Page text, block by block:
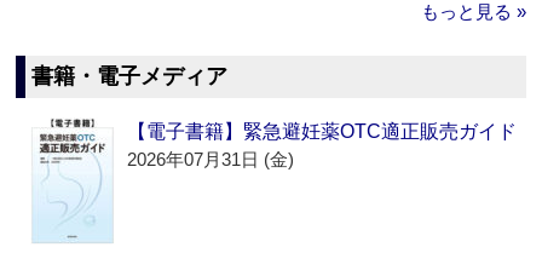
もっと見る »
書籍・電子メディア
【電子書籍】緊急避妊薬OTC適正販売ガイド
2026年07月31日 (金)